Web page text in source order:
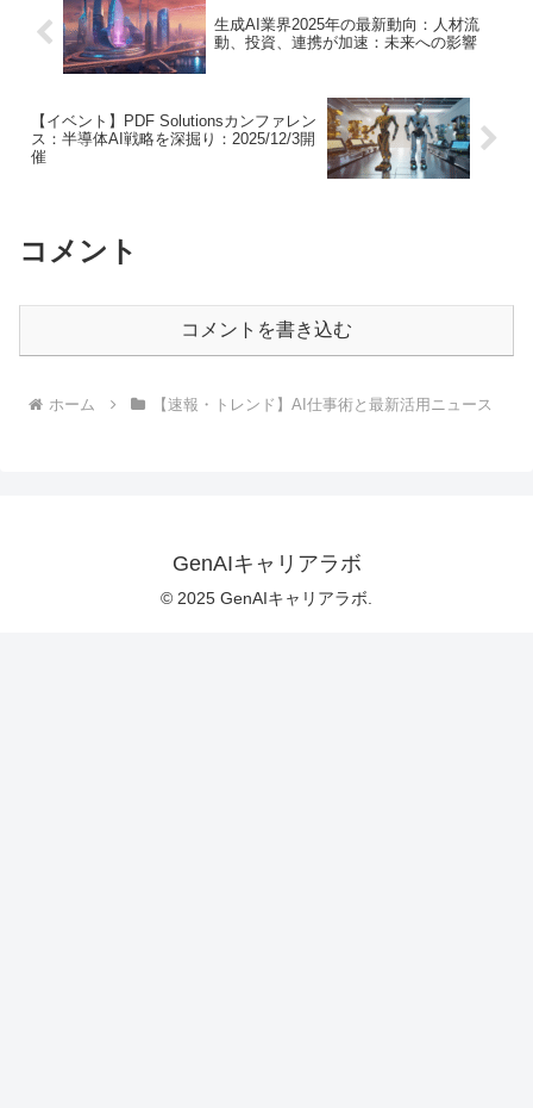
生成AI業界2025年の最新動向：人材流
動、投資、連携が加速：未来への影響
【イベント】PDF Solutionsカンファレン
ス：半導体AI戦略を深掘り：2025/12/3開
催
コメント
コメントを書き込む
ホーム 【速報・トレンド】AI仕事術と最新活用ニュース
GenAIキャリアラボ
© 2025 GenAIキャリアラボ.